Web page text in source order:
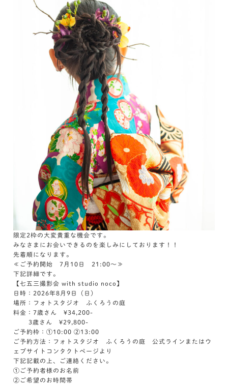
限定2枠の大変貴重な機会です。
みなさまにお会いできるのを楽しみにしております！！
先着順になります。
≪ご予約開始 7月10日 21:00～≫
下記詳細です。
【七五三撮影会 with studio noco】
日時：2026年8月9日（日）
場所：フォトスタジオ ふくろうの庭
料金：7歳さん ¥34,200-
3歳さん ¥29,800-
ご予約枠：①10:00 ②13:00
ご予約方法：フォトスタジオ ふくろうの庭 公式ラインまたはウ
ェブサイトコンタクトページより
下記記載の上、ご連絡ください。
①ご予約者様のお名前
②ご希望のお時間帯